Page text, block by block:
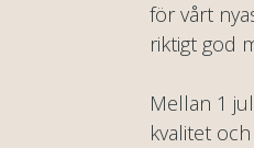
för vårt
riktigt god
Mellan 1
kvalitet